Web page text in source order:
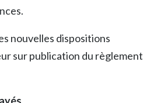
nouvelles dispositions
sur publication du règlement